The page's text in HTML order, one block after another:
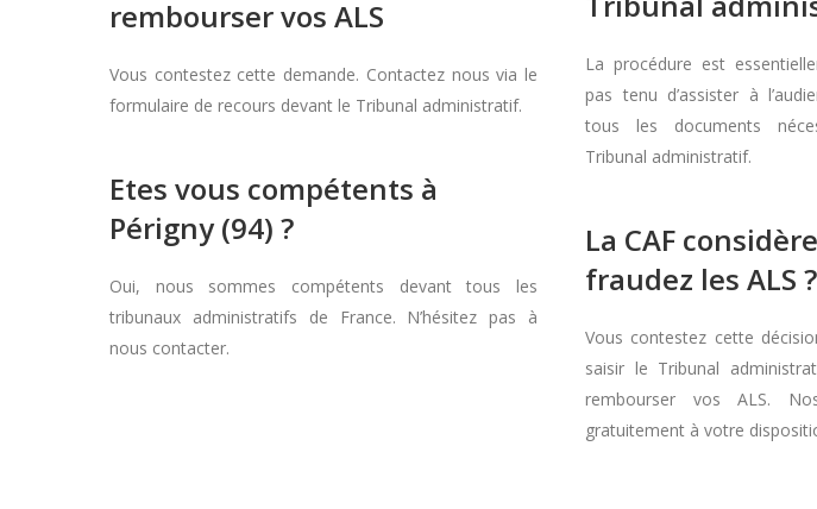
rembourser vos ALS
Vous contestez cette demande. Contactez nous via le
formulaire de recours devant le Tribunal administratif.
Etes vous compétents à
Périgny (94) ?
Oui, nous sommes compétents devant tous les
tribunaux administratifs de France. N’hésitez pas à
nous contacter.
La procédure est
pas tenu d’assister à
tous les documents
Tribunal administratif.
La CAF
fraudez les ALS ?
Vous contestez cette
saisir le Tribunal
rembourser vos ALS.
gratuitement à votre